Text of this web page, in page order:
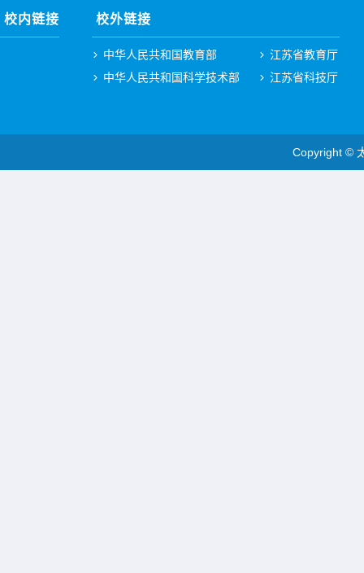
校内链接 校外链接
中华人民共和国教育部
中华人民共和国科学技术部
江苏省教育厅
江苏省科技厅
Copyright ©